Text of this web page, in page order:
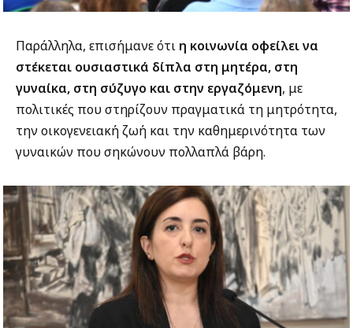
Παράλληλα, επισήμανε ότι η κοινωνία οφείλει να
στέκεται ουσιαστικά δίπλα στη μητέρα, στη
γυναίκα, στη σύζυγο και στην εργαζόμενη, με
πολιτικές που στηρίζουν πραγματικά τη μητρότητα,
την οικογενειακή ζωή και την καθημερινότητα των
γυναικών που σηκώνουν πολλαπλά βάρη.